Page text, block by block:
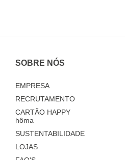
SOBRE NÓS
EMPRESA
RECRUTAMENTO
CARTÃO HAPPY
hôma
SUSTENTABILIDADE
LOJAS